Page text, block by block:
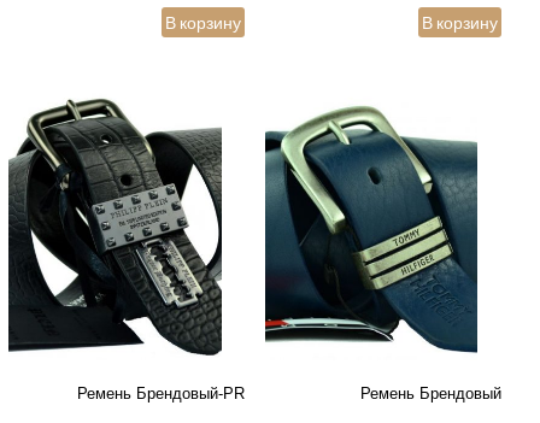
В корзину В корзину
Ремень Брендовый-PR Ремень Брендовый